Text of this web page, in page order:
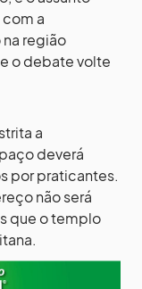
a
região
o debate volte
a
deverá
por praticantes.
não será
que o templo